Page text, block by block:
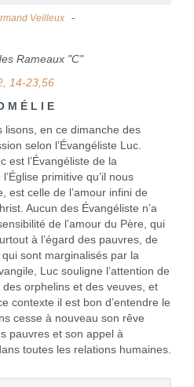
Veilleux
Rameaux "C"
14-23,56
M É L I E
en ce dimanche des
selon l’Évangéliste Luc.
est l’Évangéliste de la
primitive qu’il nous
est celle de l’amour infini de
Aucun des Évangéliste n’a
de l’amour du Père, qui
à l’égard des pauvres, de
sont marginalisés par la
Luc souligne l’attention de
des orphelins et des veuves, et
contexte il est bon d’entendre le
cesse à nouveau son rêve
pauvres et son appel à
toutes les relations humaines.